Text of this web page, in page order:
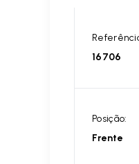
16706
Posição:
Frente